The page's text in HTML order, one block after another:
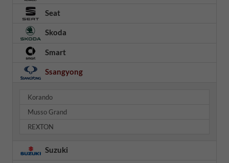
Seat
Skoda
Smart
Ssangyong
Korando
Musso Grand
REXTON
Suzuki